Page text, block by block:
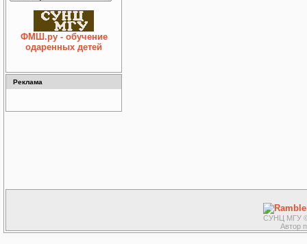
ФМШ.ру - обучение
одаренных детей
Реклама
СУНЦ МГУ ©
Автор